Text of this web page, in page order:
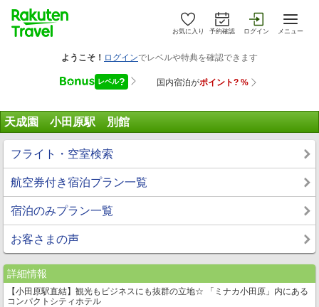
お気に入り 予約確認 ログイン メニュー
天成園 小田原駅 別館
フライト・空室検索
航空券付き宿泊プラン一覧
宿泊のみプラン一覧
お客さまの声
詳細情報
【小田原駅直結】観光もビジネスにも抜群の立地☆ 「ミナカ小田原」内にある
コンパクトシティホテル